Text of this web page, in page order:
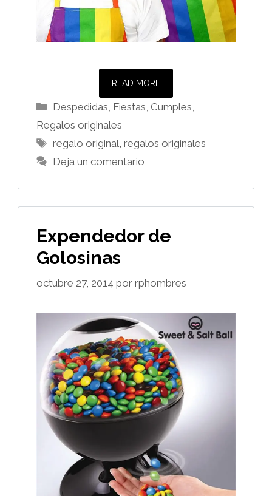
READ MORE
Categorías
Despedidas, Fiestas, Cumples
Regalos originales
Etiquetas
regalo original ,regalos originales
Deja un comentario
Expendedor de
Golosinas
octubre 27, 2014 por rphombres